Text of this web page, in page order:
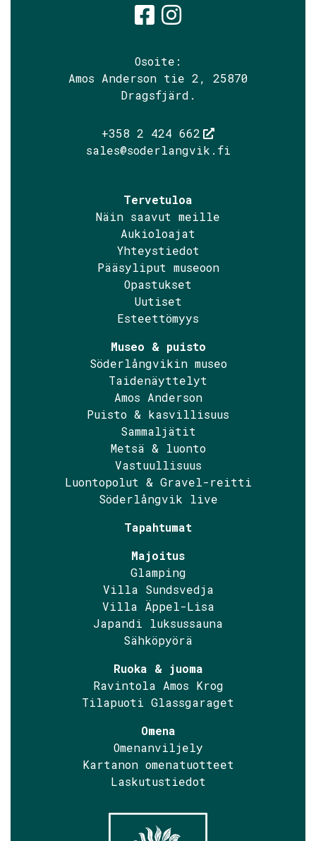
Osoite:
Amos Anderson tie 2, 25870
Dragsfjärd.
+358 2 424 662
sales@soderlangvik.fi
Tervetuloa
Näin saavut meille
Aukioloajat
Yhteystiedot
Pääsyliput museoon
Opastukset
Uutiset
Esteettömyys
Museo & puisto
Söderlångvikin museo
Taidenäyttelyt
Amos Anderson
Puisto & kasvillisuus
Sammaljätit
Metsä & luonto
Vastuullisuus
Luontopolut & Gravel-reitti
Söderlångvik live
Tapahtumat
Majoitus
Glamping
Villa Sundsvedja
Villa Äppel-Lisa
Japandi luksussauna
Sähköpyörä
Ruoka & juoma
Ravintola Amos Krog
Tilapuoti Glassgaraget
Omena
Omenanviljely
Kartanon omenatuotteet
Laskutustiedot